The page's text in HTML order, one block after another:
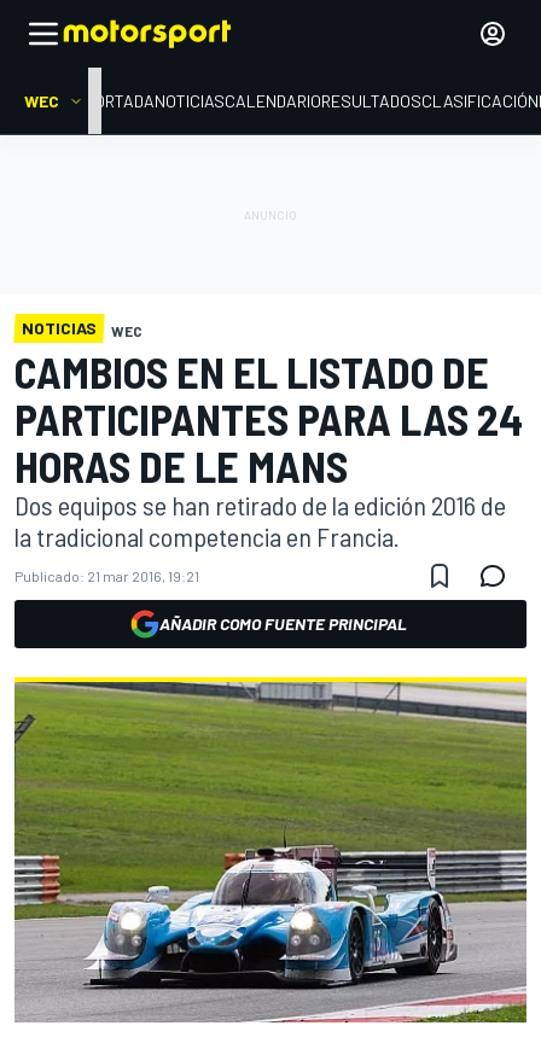
WEC PORTADANOTICIASCALENDARIORESULTADOSCLASIFICACIÓN
NOTICIAS WEC
CAMBIOS EN EL LISTADO DE
PARTICIPANTES PARA LAS 24
HORAS DE LE MANS
Dos equipos se han retirado de la edición 2016 de
la tradicional competencia en Francia.
Publicado: 21 mar 2016, 19:21
AÑADIR COMO FUENTE PRINCIPAL